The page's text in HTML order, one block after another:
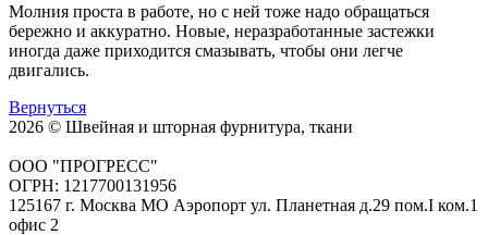
Молния проста в работе, но с ней тоже надо обращаться
бережно и аккуратно. Новые, неразработанные застежки
иногда даже приходится смазывать, чтобы они легче
двигались.
Вернуться
2026 © Швейная и шторная фурнитура, ткани
ООО "ПРОГРЕСС"
ОГРН: 1217700131956
125167 г. Москва МО Аэропорт ул. Планетная д.29 пом.I ком.1
офис 2